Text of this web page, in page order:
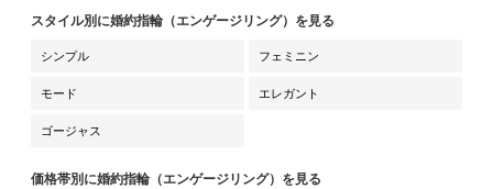
スタイル別に婚約指輪（エンゲージリング）を見る
シンプル フェミニン
モード エレガント
ゴージャス
価格帯別に婚約指輪（エンゲージリング）を見る